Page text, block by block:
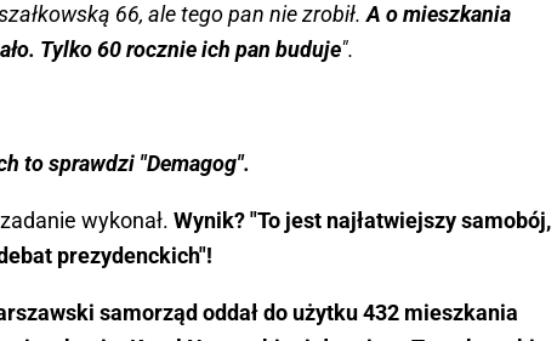
66, ale tego pan nie zrobił.A o mieszkania
Tylko 60 rocznie ich pan buduje".
to sprawdzi "Demagog".
wykonał. Wynik? "To jest najłatwiejszy samobój,
prezydenckich"!
samorząd oddał do użytku 432 mieszkania